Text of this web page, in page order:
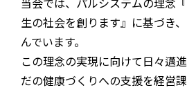
生の社会を創ります』に基づき
んでいます。
この理念の実現に向けて日々邁
だの健康づくりへの支援を経営